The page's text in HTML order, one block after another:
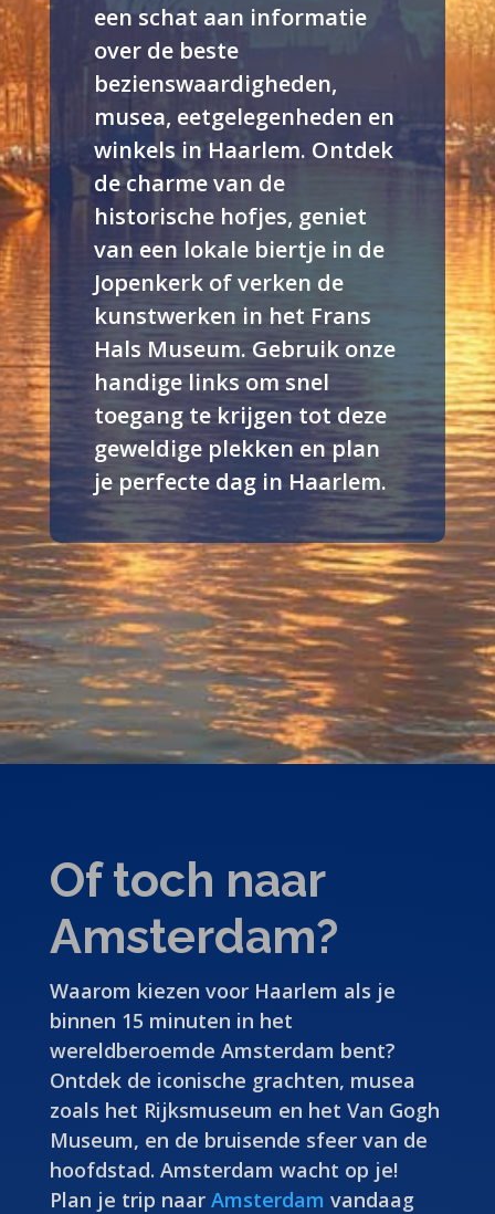
een schat aan informatie
over de beste
bezienswaardigheden,
musea, eetgelegenheden en
winkels in Haarlem. Ontdek
de charme van de
historische hofjes, geniet
van een lokale biertje in de
Jopenkerk of verken de
kunstwerken in het Frans
Hals Museum. Gebruik onze
handige links om snel
toegang te krijgen tot deze
geweldige plekken en plan
je perfecte dag in Haarlem.
Of toch naar
Amsterdam?
Waarom kiezen voor Haarlem als je
binnen 15 minuten in het
wereldberoemde Amsterdam bent?
Ontdek de iconische grachten, musea
zoals het Rijksmuseum en het Van Gogh
Museum, en de bruisende sfeer van de
hoofdstad. Amsterdam wacht op je!
Plan je trip naar Amsterdam vandaag